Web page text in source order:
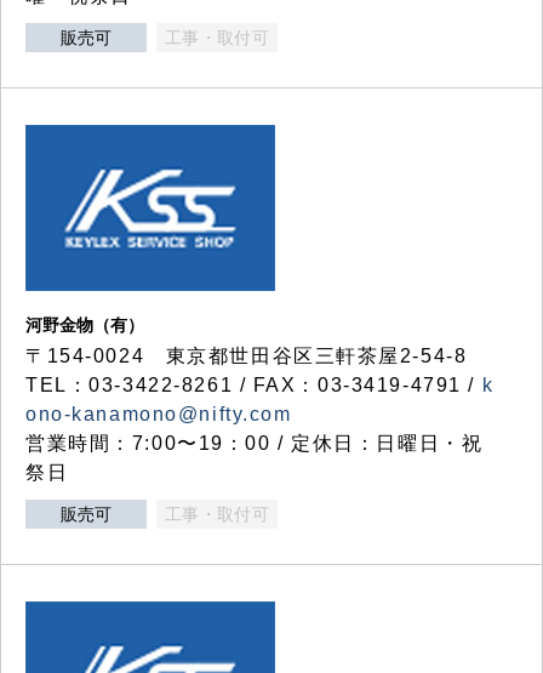
販売可 工事・取付可
河野金物（有）
〒154-0024 東京都世田谷区三軒茶屋2-54-8
TEL：03-3422-8261 / FAX：03-3419-4791 / k
ono-kanamono@nifty.com
営業時間：7:00〜19：00 / 定休日：日曜日・祝
祭日
販売可 工事・取付可